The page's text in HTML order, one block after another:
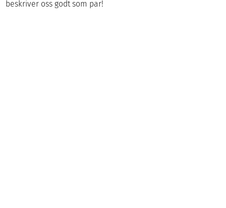
beskriver oss godt som par!